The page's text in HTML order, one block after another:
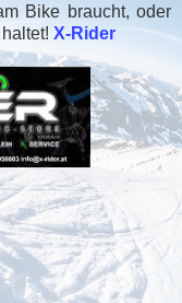
Bike braucht, oder
X-Rider